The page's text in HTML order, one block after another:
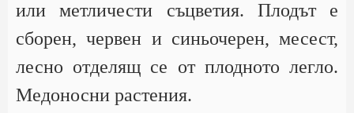
или метличести съцветия. Плодът е
сборен, червен и синьочерен, месест,
лесно отделящ се от плодното легло.
Медоносни растения.